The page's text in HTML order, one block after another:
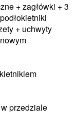
+ zagłówki + 3
+ uchwyty
przedziale